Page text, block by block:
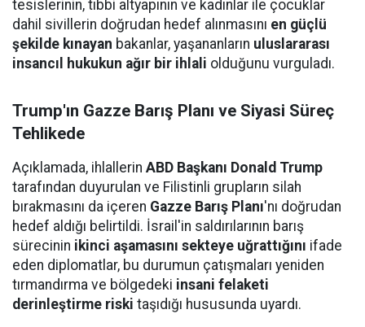
tesislerinin, tıbbi altyapının ve kadınlar ile çocuklar
dahil sivillerin doğrudan hedef alınmasını en güçlü
şekilde kınayan bakanlar, yaşananların uluslararası
insancıl hukukun ağır bir ihlali olduğunu vurguladı.
Trump'ın Gazze Barış Planı ve Siyasi Süreç
Tehlikede
Açıklamada, ihlallerin ABD Başkanı Donald Trump
tarafından duyurulan ve Filistinli grupların silah
bırakmasını da içeren Gazze Barış Planı'nı doğrudan
hedef aldığı belirtildi. İsrail'in saldırılarının barış
sürecinin ikinci aşamasını sekteye uğrattığını ifade
eden diplomatlar, bu durumun çatışmaları yeniden
tırmandırma ve bölgedeki insani felaketi
derinleştirme riski taşıdığı hususunda uyardı.